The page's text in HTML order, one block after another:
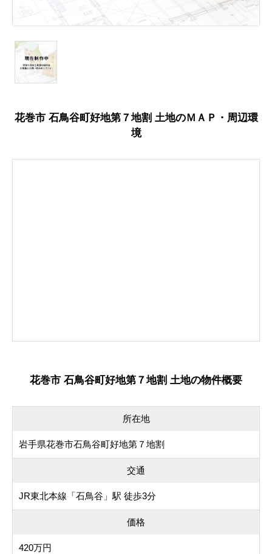
花巻市 石鳥谷町好地第７地割 土地のＭＡＰ・周辺環
境
花巻市 石鳥谷町好地第７地割 土地の物件概要
所在地
岩手県花巻市石鳥谷町好地第７地割
交通
JR東北本線「石鳥谷」駅 徒歩3分
価格
420万円